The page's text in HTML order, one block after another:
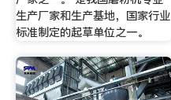
生产厂家和生产基地，国家行业
标准制定的起草单位之一。